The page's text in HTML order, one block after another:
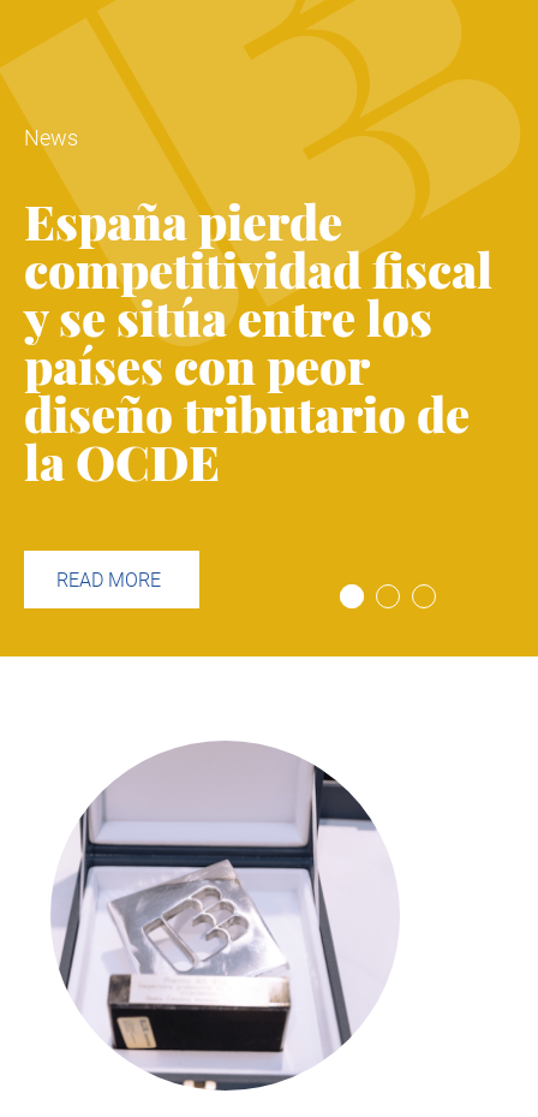
News
España pierde
competitividad fiscal
y se sitúa entre los
países con peor
diseño tributario de
la OCDE
READ MORE